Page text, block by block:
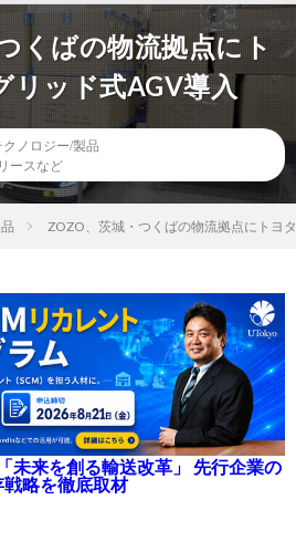
くばの物流拠点にト
リッド式AGV導入
クノロジー/製品
ースなど
ZOZO、茨城・つくばの物流拠点にトヨ
未来を創る輸送改革」 先行企業の
戦略を徹底取材